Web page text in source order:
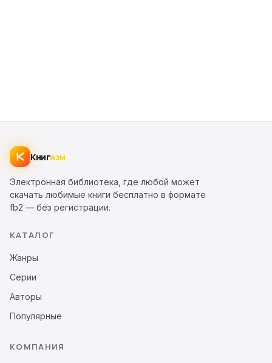
Книгизм
Электронная библиотека, где любой может
скачать любимые книги бесплатно в формате
fb2 — без регистрации.
КАТАЛОГ
Жанры
Серии
Авторы
Популярные
КОМПАНИЯ